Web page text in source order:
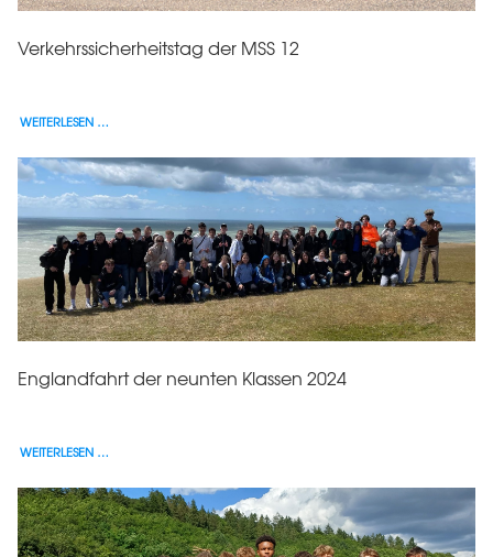
Verkehrssicherheitstag der MSS 12
WEITERLESEN …
Englandfahrt der neunten Klassen 2024
WEITERLESEN …